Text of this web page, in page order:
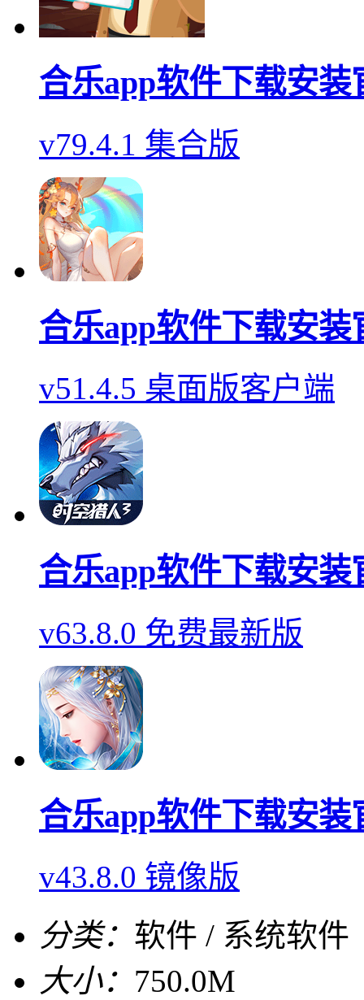
合乐app软件下载安装
v79.4.1 集合版
合乐app软件下载安装
v51.4.5 桌面版客户端
合乐app软件下载安装
v63.8.0 免费最新版
合乐app软件下载安装
v43.8.0 镜像版
分类： 软件 / 系统软件
大小： 750.0M